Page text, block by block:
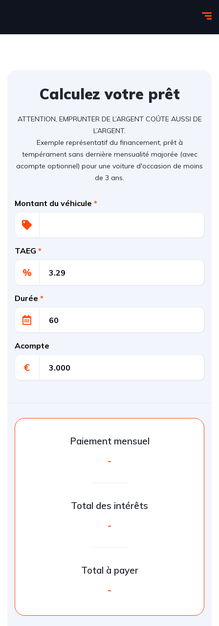
Calculez votre prêt
ATTENTION, EMPRUNTER DE L’ARGENT COÛTE AUSSI DE
L’ARGENT.
Exemple représentatif du financement, prêt à
tempérament sans dernière mensualité majorée (avec
acompte optionnel) pour une voiture d'occasion de moins
de 3 ans.
Montant du véhicule *
TAEG *
%
Durée *
Acompte
€
Paiement mensuel
-
Total des intérêts
-
Total à payer
-